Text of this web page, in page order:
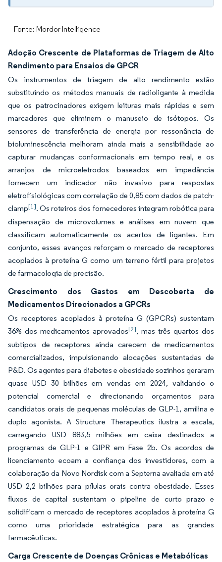
Fonte: Mordor Intelligence
Adoção Crescente de Plataformas de Triagem de Alto
Rendimento para Ensaios de GPCR
Os instrumentos de triagem de alto rendimento estão
substituindo os métodos manuais de radioligante à medida
que os patrocinadores exigem leituras mais rápidas e sem
marcadores que eliminem o manuseio de isótopos. Os
sensores de transferência de energia por ressonância de
bioluminescência melhoram ainda mais a sensibilidade ao
capturar mudanças conformacionais em tempo real, e os
arranjos de microeletrodos baseados em impedância
fornecem um indicador não invasivo para respostas
eletrofisiológicas com correlação de 0,85 com dados de patch-
clamp[1]. Os roteiros dos fornecedores integram robótica para
dispensação de microvolumes e análises em nuvem que
classificam automaticamente os acertos de ligantes. Em
conjunto, esses avanços reforçam o mercado de receptores
acoplados à proteína G como um terreno fértil para projetos
de farmacologia de precisão.
Crescimento dos Gastos em Descoberta de
Medicamentos Direcionados a GPCRs
Os receptores acoplados à proteína G (GPCRs) sustentam
36% dos medicamentos aprovados[2], mas três quartos dos
subtipos de receptores ainda carecem de medicamentos
comercializados, impulsionando alocações sustentadas de
P&D. Os agentes para diabetes e obesidade sozinhos geraram
quase USD 30 bilhões em vendas em 2024, validando o
potencial comercial e direcionando orçamentos para
candidatos orais de pequenas moléculas de GLP-1, amilina e
duplo agonista. A Structure Therapeutics ilustra a escala,
carregando USD 883,5 milhões em caixa destinados a
programas de GLP-1 e GIPR em Fase 2b. Os acordos de
licenciamento ecoam a confiança dos investidores, com a
colaboração da Novo Nordisk com a Septerna avaliada em até
USD 2,2 bilhões para pílulas orais contra obesidade. Esses
fluxos de capital sustentam o pipeline de curto prazo e
solidificam o mercado de receptores acoplados à proteína G
como uma prioridade estratégica para as grandes
farmacêuticas.
Carga Crescente de Doenças Crônicas e Metabólicas